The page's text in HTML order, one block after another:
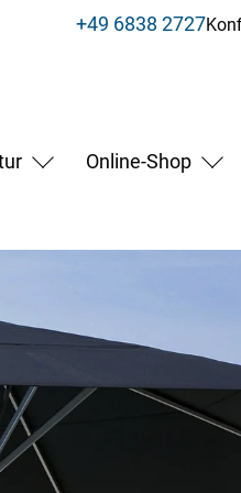
+49 6838 2727
Online-Shop